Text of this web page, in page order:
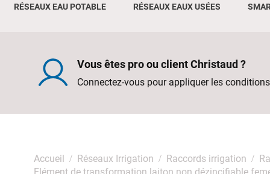
RÉSEAUX EAU POTABLE RÉSEAUX EAUX USÉES
Vous êtes pro ou client Christaud ?
Connectez-vous pour appliquer les
Accueil Réseaux Irrigation Raccords irrigation